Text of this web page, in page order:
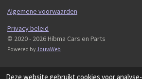
Deze website gebruikt cookies voor analyse-
l
e
l
e
Algemene voorwaarden
Privacy beleid
© 2020 - 2026 Hibma Cars en Parts
Powered by JouwWeb